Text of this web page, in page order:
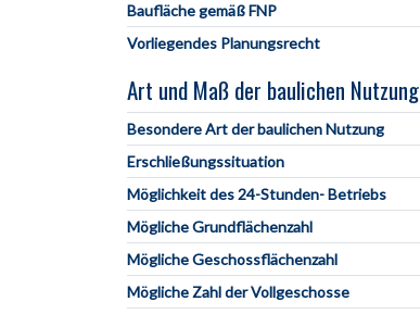
Baufläche gemäß FNP
Vorliegendes Planungsrecht
Art und Maß der baulichen Nutzung
Besondere Art der baulichen Nutzung
Erschließungssituation
Möglichkeit des 24-Stunden- Betriebs
Mögliche Grundflächenzahl
Mögliche Geschossflächenzahl
Mögliche Zahl der Vollgeschosse